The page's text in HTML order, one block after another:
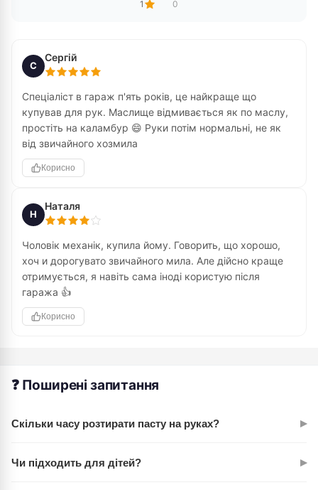
1
0
С
Сергій
Спеціаліст в гараж п'ять років, це найкраще що
купував для рук. Маслище відмивається як по маслу,
простіть на каламбур 😄 Руки потім нормальні, не як
від звичайного хозмила
Корисно
Н
Наталя
Чоловік механік, купила йому. Говорить, що хорошо,
хоч и дорогувато звичайного мила. Але дійсно краще
отримується, я навіть сама іноді користую після
гаража 👍
Корисно
❓ Поширені запитання
Скільки часу розтирати пасту на руках? ▸
активно працює на сухій шкірі, тому не потрібно додавати
Чи підходить для дітей? ▸